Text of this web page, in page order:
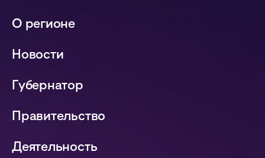
О регионе
Новости
Губернатор
Правительство
Деятельность